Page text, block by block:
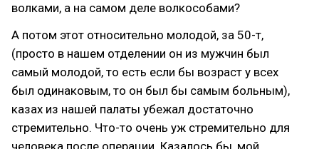
волками, а на самом деле волкособами?
А потом этот относительно молодой, за 50-т,
(просто в нашем отделении он из мужчин был
самый молодой, то есть если бы возраст у всех
был одинаковым, то он был бы самым больным),
казах из нашей палаты убежал достаточно
стремительно. Что-то очень уж стремительно для
человека после операции. Казалось бы, мой